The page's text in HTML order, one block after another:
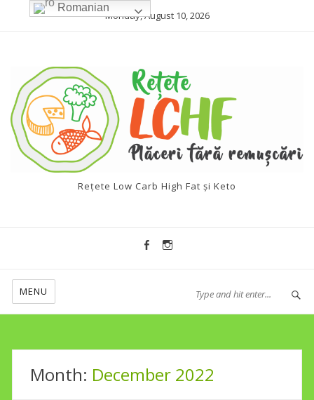
Monday, August 10, 2026
Rețete Low Carb High Fat și Keto
MENU
Month: December 2022
Romanian